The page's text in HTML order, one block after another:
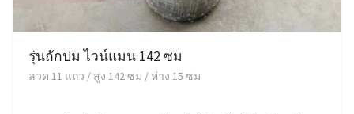
รุ่นถักปม ไวน์แมน 142 ซม
ลวด 11 แถว / สูง 142 ซม / ห่าง 15 ซม